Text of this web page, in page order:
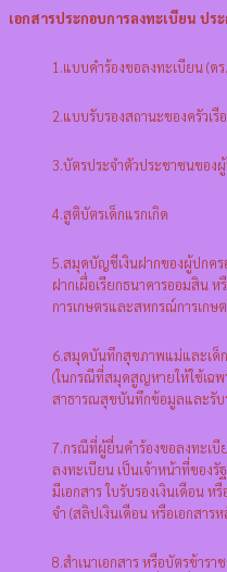
เอกสารประกอบการลงทะเบียน ปร
1.แบบคําร้องขอลงทะเบียน (ดร
2.แบบรับรองสถานะของครัวเรื
3.บัตรประจําตัวประชาชนของ
4.สูติบัตรเด็กแรกเกิด
5.สมุดบัญชีเงินฝากของผู้ปกค
ฝากเผื่อเรียกธนาคารออมสิน
การเกษตรและสหกรณ์การเกษ
6.สมุดบันทึกสุขภาพแม่และเด็
(ในกรณีที่สมุดสูญหายให้ใช้เฉพ
สาธารณสุขบันทึกข้อมูลและรับ
7.กรณีที่ผู้ยื่นคําร้องขอลงทะเบี
ลงทะเบียน เป็นเจ้าหน้าที่ของ
มีเอกสาร ใบรับรองเงินเดือน
จํา (สลิปเงินเดือน หรือเอกสาร
8.สําเนาเอกสาร หรือบัตรข้าร